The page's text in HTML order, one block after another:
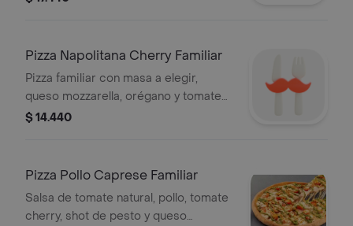
Pizza Napolitana Cherry Familiar
Pizza familiar con masa a elegir,
queso mozzarella, orégano y tomate
cherry.
$ 14.440
Pizza Pollo Caprese Familiar
Salsa de tomate natural, pollo, tomate
cherry, shot de pesto y queso